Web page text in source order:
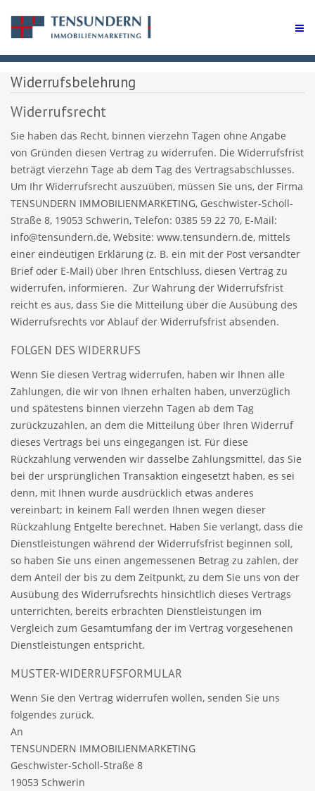
Widerrufsbelehrung
Widerrufsrecht
Sie haben das Recht, binnen vierzehn Tagen ohne Angabe
von Gründen diesen Vertrag zu widerrufen. Die Widerrufsfrist
beträgt vierzehn Tage ab dem Tag des Vertragsabschlusses.
Um Ihr Widerrufsrecht auszuüben, müssen Sie uns, der Firma
TENSUNDERN IMMOBILIENMARKETING, Geschwister-Scholl-
Straße 8, 19053 Schwerin, Telefon: 0385 59 22 70, E-Mail:
info@tensundern.de, Website: www.tensundern.de, mittels
einer eindeutigen Erklärung (z. B. ein mit der Post versandter
Brief oder E-Mail) über Ihren Entschluss, diesen Vertrag zu
widerrufen, informieren. Zur Wahrung der Widerrufsfrist
reicht es aus, dass Sie die Mitteilung über die Ausübung des
Widerrufsrechts vor Ablauf der Widerrufsfrist absenden.
FOLGEN DES WIDERRUFS
Wenn Sie diesen Vertrag widerrufen, haben wir Ihnen alle
Zahlungen, die wir von Ihnen erhalten haben, unverzüglich
und spätestens binnen vierzehn Tagen ab dem Tag
zurückzuzahlen, an dem die Mitteilung über Ihren Widerruf
dieses Vertrags bei uns eingegangen ist. Für diese
Rückzahlung verwenden wir dasselbe Zahlungsmittel, das Sie
bei der ursprünglichen Transaktion eingesetzt haben, es sei
denn, mit Ihnen wurde ausdrücklich etwas anderes
vereinbart; in keinem Fall werden Ihnen wegen dieser
Rückzahlung Entgelte berechnet. Haben Sie verlangt, dass die
Dienstleistungen während der Widerrufsfrist beginnen soll,
so haben Sie uns einen angemessenen Betrag zu zahlen, der
dem Anteil der bis zu dem Zeitpunkt, zu dem Sie uns von der
Ausübung des Widerrufsrechts hinsichtlich dieses Vertrags
unterrichten, bereits erbrachten Dienstleistungen im
Vergleich zum Gesamtumfang der im Vertrag vorgesehenen
Dienstleistungen entspricht.
MUSTER-WIDERRUFSFORMULAR
Wenn Sie den Vertrag widerrufen wollen, senden Sie uns
folgendes zurück.
An
TENSUNDERN IMMOBILIENMARKETING
Geschwister-Scholl-Straße 8
19053 Schwerin